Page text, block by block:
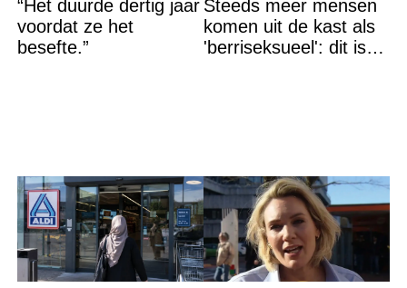
“Het duurde dertig jaar
voordat ze het
besefte.”
Steeds meer mensen
komen uit de kast als
'berriseksueel': dit is